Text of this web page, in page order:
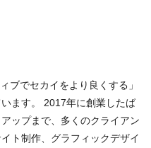
ブでセカイをより良くする」
ます。 2017年に創業したば
ップまで、多くのクライアン
ト制作、グラフィックデザイ